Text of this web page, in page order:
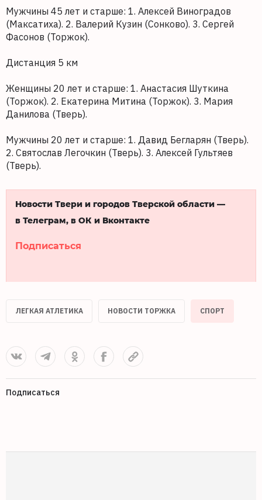
Мужчины 45 лет и старше: 1. Алексей Виноградов
(Максатиха). 2. Валерий Кузин (Сонково). 3. Сергей
Фасонов (Торжок).
Дистанция 5 км
Женщины 20 лет и старше: 1. Анастасия Шуткина
(Торжок). 2. Екатерина Митина (Торжок). 3. Мария
Данилова (Тверь).
Мужчины 20 лет и старше: 1. Давид Бегларян (Тверь).
2. Святослав Легочкин (Тверь). 3. Алексей Гультяев
(Тверь).
Новости Твери и городов Тверской области —
в Телеграм, в ОК и Вконтакте
Подписаться
ЛЕГКАЯ АТЛЕТИКА НОВОСТИ ТОРЖКА СПОРТ
Подписаться